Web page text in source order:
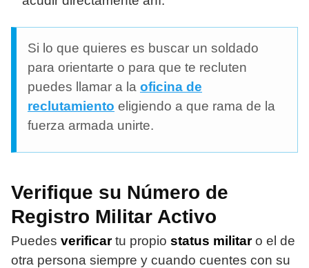
Si lo que quieres es buscar un soldado
para orientarte o para que te recluten
puedes llamar a la oficina de
reclutamiento eligiendo a que rama de la
fuerza armada unirte.
Verifique su Número de
Registro Militar Activo
Puedes verificartu propio status militaro el de
otra persona siempre y cuando cuentes con su